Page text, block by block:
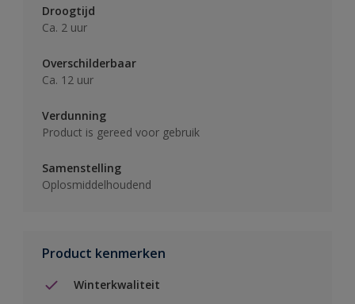
Droogtijd
Ca. 2 uur
Overschilderbaar
Ca. 12 uur
Verdunning
Product is gereed voor gebruik
Samenstelling
Oplosmiddelhoudend
Product kenmerken
Winterkwaliteit